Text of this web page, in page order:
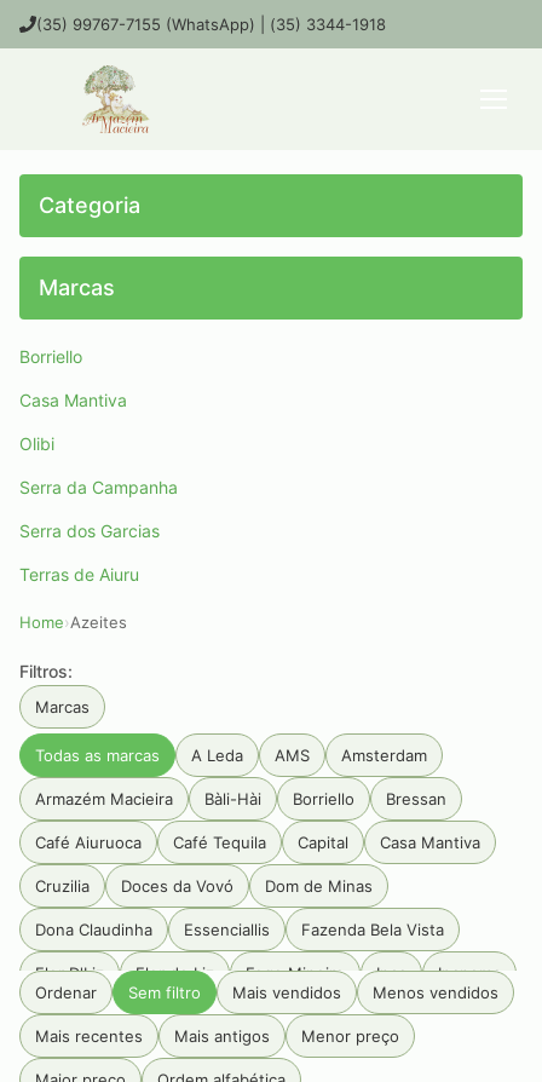
(35) 99767-7155 (WhatsApp) | (35) 3344-1918
Categoria
Marcas
Borriello
Casa Mantiva
Olibi
Serra da Campanha
Serra dos Garcias
Terras de Aiuru
Home›Azeites
Filtros:
Marcas
Todas as marcas A Leda AMS Amsterdam
Armazém Macieira Bàli-Hài Borriello Bressan
Café Aiuruoca Café Tequila Capital Casa Mantiva
Cruzilia Doces da Vovó Dom de Minas
Dona Claudinha Essenciallis Fazenda Bela Vista
Flor D'Liz Flor de Liz Fogo Mineiro Inca Ipanema
Jamming JC palheiros Luiz Porto Mangarosa
Maria Maria Olibi Palazzo Tabacum Pé Da Mata
Ordenar Sem filtro Mais vendidos Menos vendidos
Mais recentes Mais antigos Menor preço